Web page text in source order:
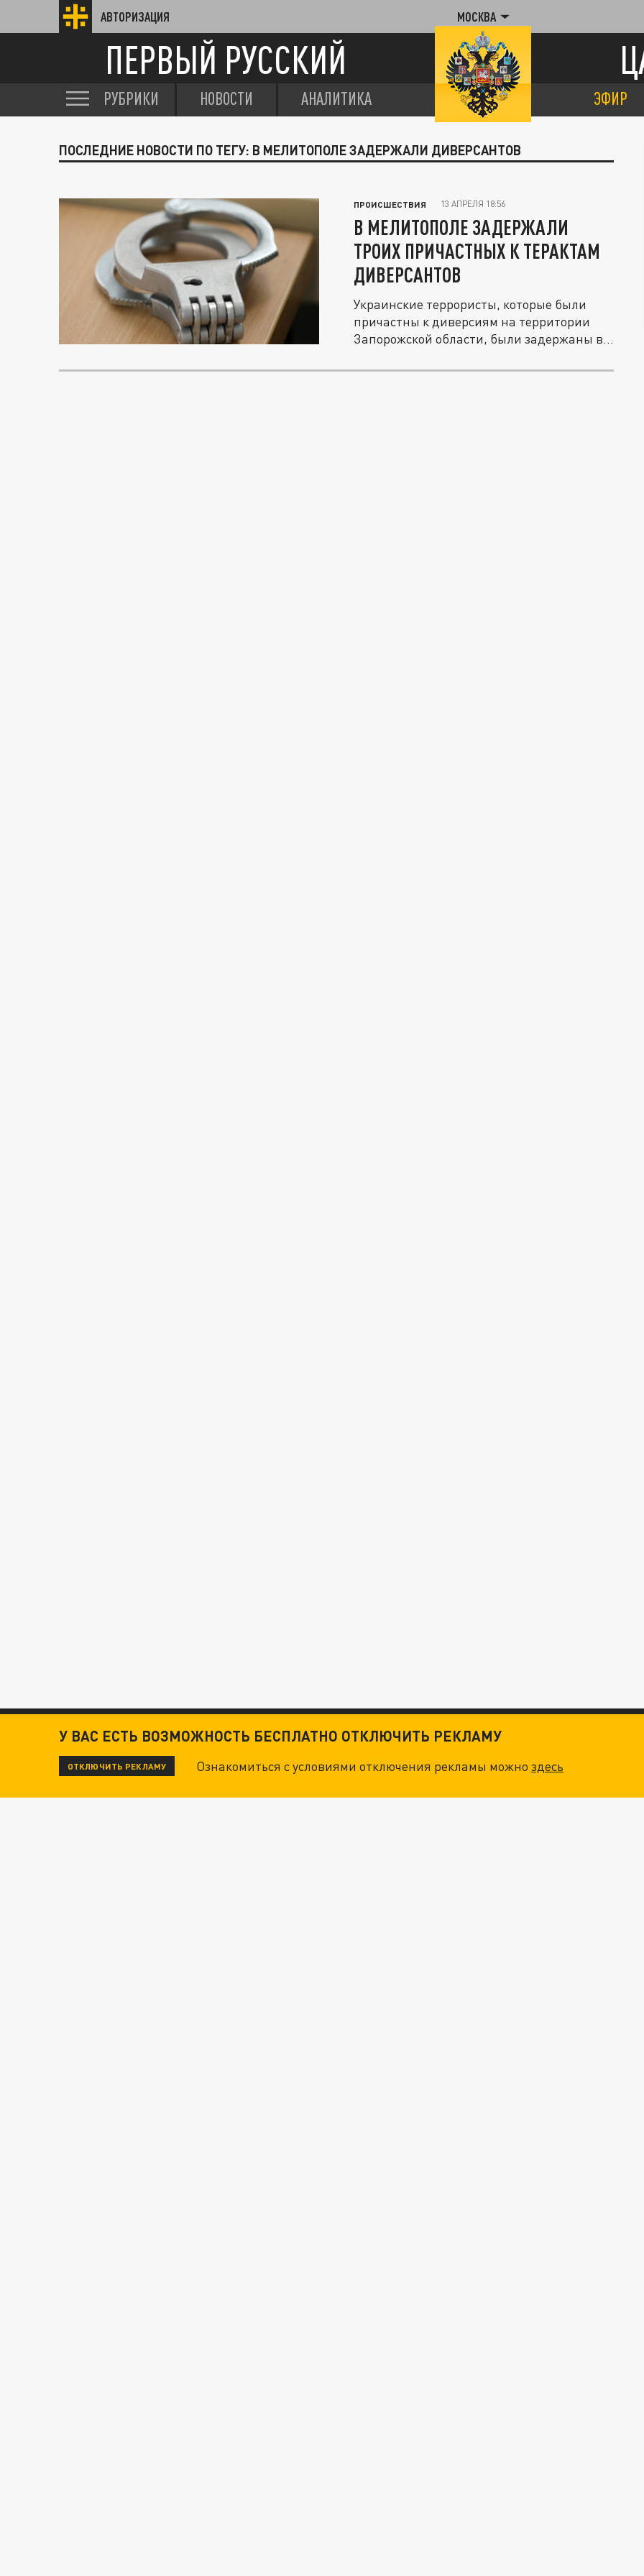
АВТОРИЗАЦИЯ МОСКВА
ПЕРВЫЙ РУССКИЙ
РУБРИКИ НОВОСТИ АНАЛИТИКА ЭФИР
ПОСЛЕДНИЕ НОВОСТИ ПО ТЕГУ: В МЕЛИТОПОЛЕ ЗАДЕРЖАЛИ ДИВЕРСАНТОВ
ПРОИСШЕСТВИЯ 13 АПРЕЛЯ 18:56
В МЕЛИТОПОЛЕ ЗАДЕРЖАЛИ
ТРОИХ ПРИЧАСТНЫХ К ТЕРАКТАМ
ДИВЕРСАНТОВ
Украинские террористы, которые были
причастны к диверсиям на территории
Запорожской области, были задержаны в...
У ВАС ЕСТЬ ВОЗМОЖНОСТЬ БЕСПЛАТНО ОТКЛЮЧИТЬ РЕКЛАМУ
ОТКЛЮЧИТЬ РЕКЛАМУ Ознакомиться с условиями отключения рекламы можноздесь